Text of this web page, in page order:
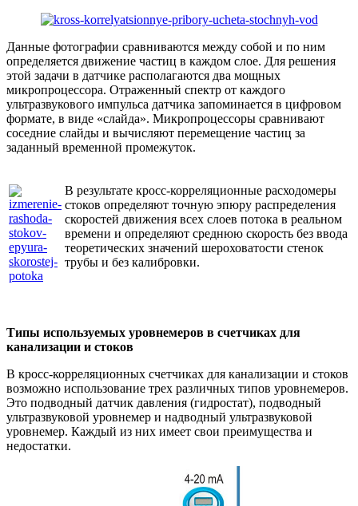
Данные фотографии сравниваются между собой и по ним
определяется движение частиц в каждом слое. Для решения
этой задачи в датчике располагаются два мощных
микропроцессора. Отраженный спектр от каждого
ультразвукового импульса датчика запоминается в цифровом
формате, в виде «слайда». Микропроцессоры сравнивают
соседние слайды и вычисляют перемещение частиц за
заданный временной промежуток.
В результате кросс-корреляционные расходомеры
стоков определяют точную эпюру распределения
скоростей движения всех слоев потока в реальном
времени и определяют среднюю скорость без ввода
теоретических значений шероховатости стенок
трубы и без калибровки.
Типы используемых уровнемеров в счетчиках для
канализации и стоков
В кросс-корреляционных счетчиках для канализации и стоков
возможно использование трех различных типов уровнемеров.
Это подводный датчик давления (гидростат), подводный
ультразвуковой уровнемер и надводный ультразвуковой
уровнемер. Каждый из них имеет свои преимущества и
недостатки.